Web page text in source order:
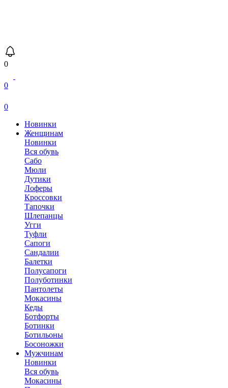
0
0
0
Новинки
Женщинам
Новинки
Вся обувь
Сабо
Мюли
Дутики
Лоферы
Кроссовки
Тапочки
Шлепанцы
Угги
Туфли
Сапоги
Сандалии
Балетки
Полусапоги
Полуботинки
Пантолеты
Мокасины
Кеды
Ботфорты
Ботинки
Ботильоны
Босоножки
Мужчинам
Новинки
Вся обувь
Мокасины